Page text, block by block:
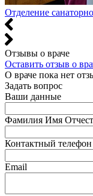
Отделение
Отзывы о враче
Оставить отзыв о
О враче пока нет
Задать вопрос
Ваши данные
Фамилия Имя
Контактный телефон
Email